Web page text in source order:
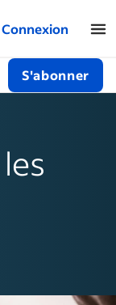
Connexion
S'abonner